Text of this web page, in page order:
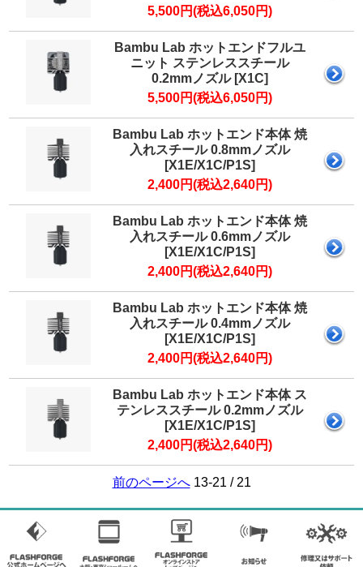
5,500円(税込6,050円)
Bambu Lab ホットエンドフルユ
ニット ステンレススチール
0.2mmノズル [X1C]
5,500円(税込6,050円)
Bambu Lab ホットエンド本体 焼
入れスチール 0.8mmノズル
[X1E/X1C/P1S]
2,400円(税込2,640円)
Bambu Lab ホットエンド本体 焼
入れスチール 0.6mmノズル
[X1E/X1C/P1S]
2,400円(税込2,640円)
Bambu Lab ホットエンド本体 焼
入れスチール 0.4mmノズル
[X1E/X1C/P1S]
2,400円(税込2,640円)
Bambu Lab ホットエンド本体 ス
テンレススチール 0.2mmノズル
[X1E/X1C/P1S]
2,400円(税込2,640円)
前のページへ13-21 / 21